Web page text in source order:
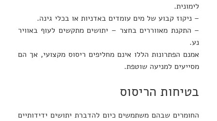
לימונית.
– ניקוז קבוע של מים עומדים באדניות או בכלי גינה.
– התקנת מאווררים בחצר – יתושים מתקשים לעוף באוויר
נע.
אמנם הפתרונות הללו אינם מחליפים ריסוס מקצועי, אך הם
מסייעים למניעה שוטפת.
בטיחות הריסוס
החומרים שבהם משתמשים כיום להדברת יתושים ידידותיים